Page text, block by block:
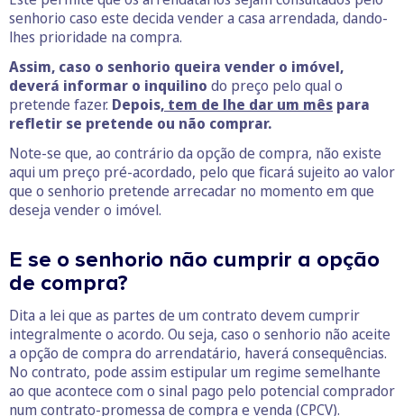
senhorio caso este decida vender a casa arrendada, dando-
lhes prioridade na compra.
Assim, caso o senhorio queira vender o imóvel,
deverá informar o inquilino do preço pelo qual o
pretende fazer. Depois, tem de lhe dar um mês para
refletir se pretende ou não comprar.
Note-se que, ao contrário da opção de compra, não existe
aqui um preço pré-acordado, pelo que ficará sujeito ao valor
que o senhorio pretende arrecadar no momento em que
deseja vender o imóvel.
E se o senhorio não cumprir a opção
de compra?
Dita a lei que as partes de um contrato devem cumprir
integralmente o acordo. Ou seja, caso o senhorio não aceite
a opção de compra do arrendatário, haverá consequências.
No contrato, pode assim estipular um regime semelhante
ao que acontece com o sinal pago pelo potencial comprador
num contrato-promessa de compra e venda (CPCV).